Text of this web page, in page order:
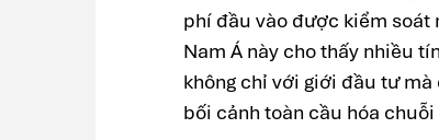
phí đầu vào được kiểm soát
Nam Á này cho thấy nhiều
không chỉ với giới đầu tư mà
bối cảnh toàn cầu hóa chuỗi